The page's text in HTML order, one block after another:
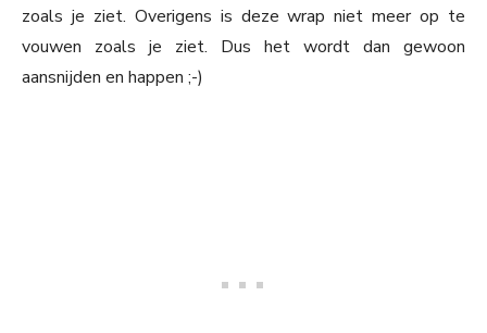
zoals je ziet. Overigens is deze wrap niet meer op te
vouwen zoals je ziet. Dus het wordt dan gewoon
aansnijden en happen ;-)